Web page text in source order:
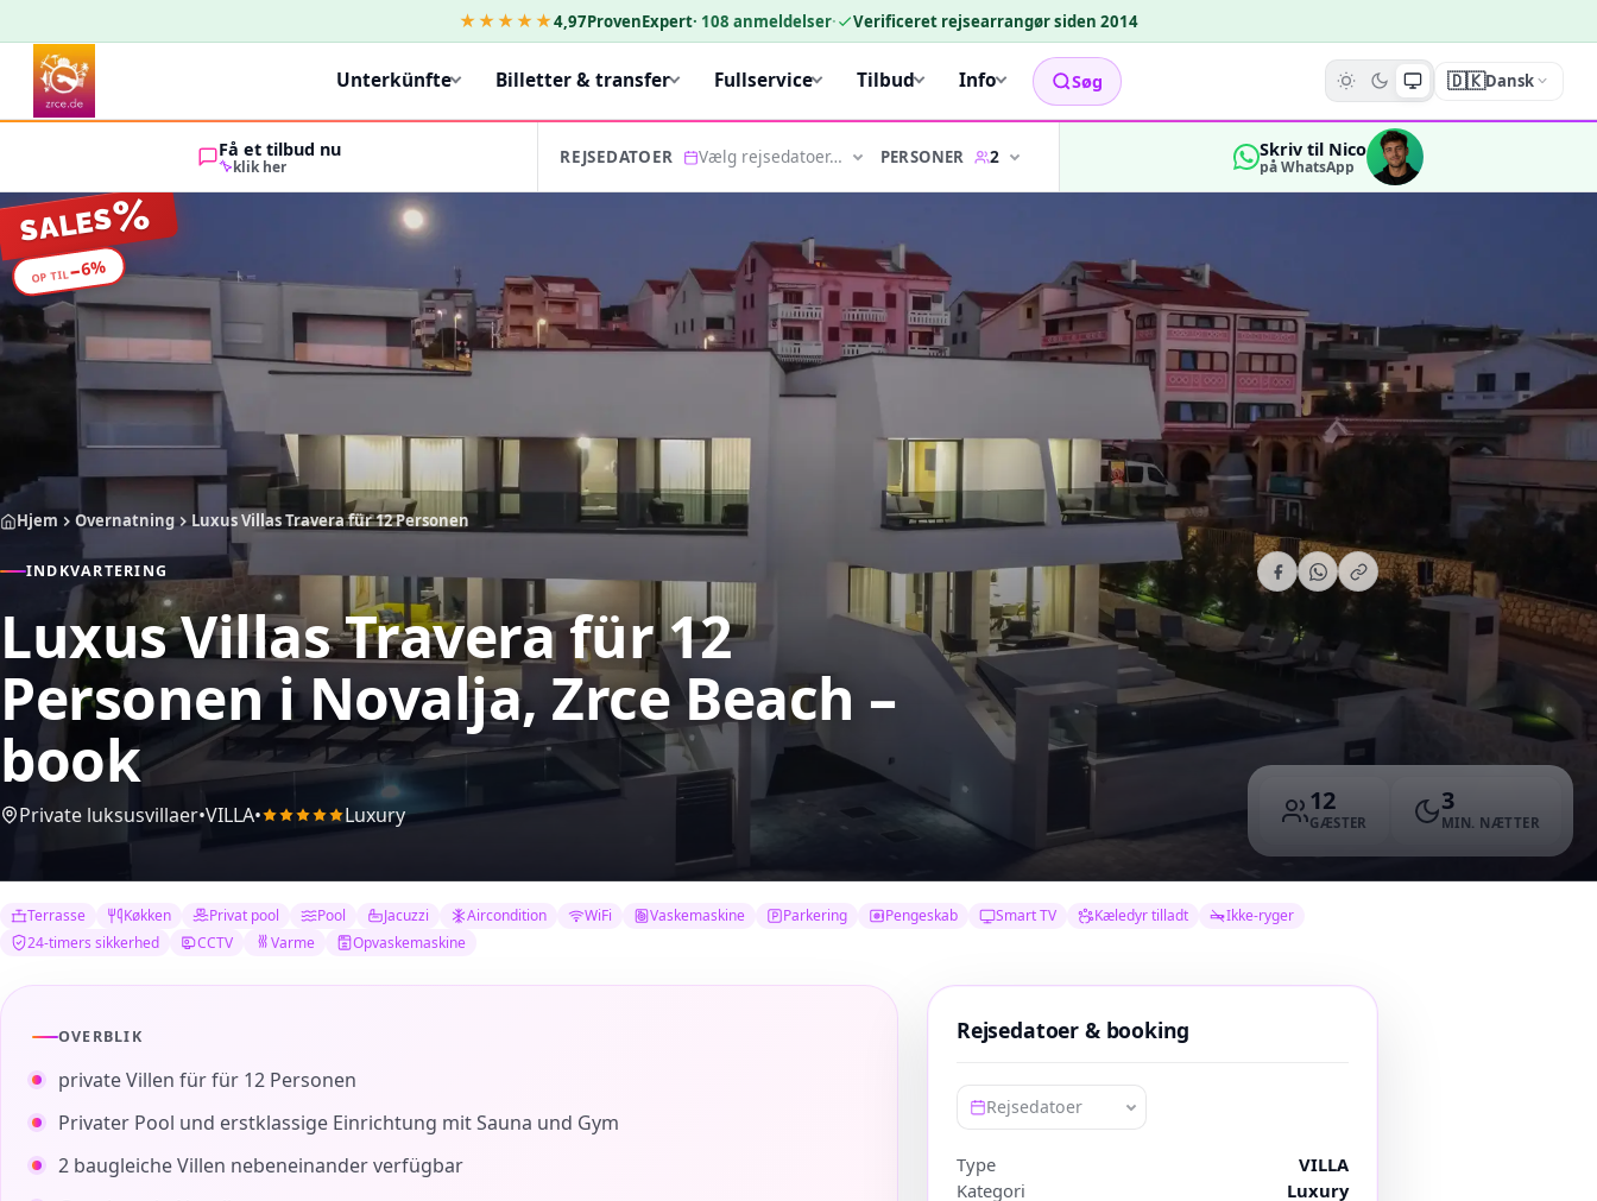
★★★★★4,97ProvenExpert· 108 anmeldelser· Verificeret rejsearrangør siden 2014
Unterkünfte Billetter & transfer Fullservice Tilbud Info Søg 🇩🇰Dansk
Få et tilbud nu
klik her REJSEDATOER Vælg rejsedatoer… PERSONER 2 Skriv til Nico
på WhatsApp
SALES%
OP TIL−6%
12
GÆSTER
3
MIN. NÆTTER
Hjem Overnatning Luxus Villas Travera für 12 Personen
INDKVARTERING
Luxus Villas Travera für 12
Personeni Novalja, Zrce Beach –
book
Private luksusvillaer•VILLA• Luxury
Terrasse Køkken Privat pool Pool Jacuzzi Aircondition WiFi Vaskemaskine Parkering Pengeskab Smart TV Kæledyr tilladt
Ikke-ryger
24-timers sikkerhed
CCTV Varme Opvaskemaskine
OVERBLIK
private Villen für für 12 Personen
Privater Pool und erstklassige Einrichtung mit Sauna und Gym
2 baugleiche Villen nebeneinander verfügbar
Rejsedatoer & booking
Rejsedatoer
Type
VILLA
Kategori
Luxury